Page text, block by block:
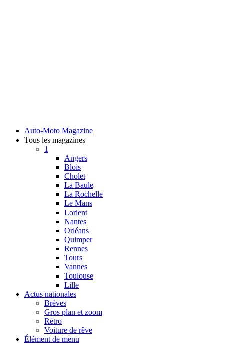
Auto-Moto Magazine
Tous les magazines
1
Angers
Blois
Cholet
La Baule
La Rochelle
Le Mans
Lorient
Nantes
Orléans
Quimper
Rennes
Tours
Vannes
Toulouse
Lille
Actus nationales
Brèves
Gros plan et zoom
Rétro
Voiture de rêve
Élément de menu